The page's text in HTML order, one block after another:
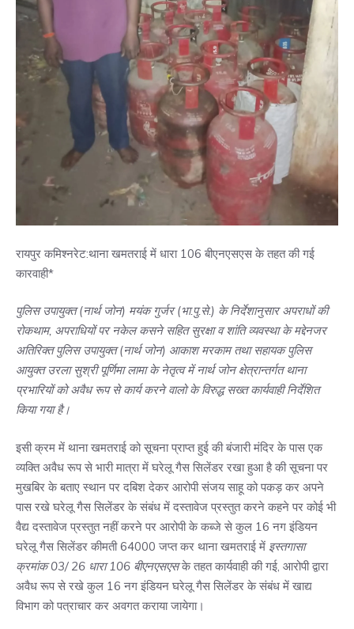
रायपुर कमिश्नरेट:थाना खमतराई में धारा 106 बीएनएसएस के तहत की गई
कारवाही*
पुलिस उपायुक्त (नार्थ जोन) मयंक गुर्जर (भा.पु.से.) के निर्देशानुसार अपराधों की
रोकथाम, अपराधियों पर नकेल कसने सहित सुरक्षा व शांति व्यवस्था के मद्देनजर
अतिरिक्त पुलिस उपायुक्त (नार्थ जोन) आकाश मरकाम तथा सहायक पुलिस
आयुक्त उरला सुश्री पूर्णिमा लामा के नेतृत्व में नार्थ जोन क्षेत्रान्तर्गत थाना
प्रभारियों को अवैध रूप से कार्य करने वालो के विरुद्ध सख्त कार्यवाही निर्देशित
किया गया है।
इसी क्रम में थाना खमतराई को सूचना प्राप्त हुई की बंजारी मंदिर के पास एक
व्यक्ति अवैध रूप से भारी मात्रा में घरेलू गैस सिलेंडर रखा हुआ है की सूचना पर
मुखबिर के बताए स्थान पर दबिश देकर आरोपी संजय साहू को पकड़ कर अपने
पास रखे घरेलू गैस सिलेंडर के संबंध में दस्तावेज प्रस्तुत करने कहने पर कोई भी
वैद्य दस्तावेज प्रस्तुत नहीं करने पर आरोपी के कब्जे से कुल 16 नग इंडियन
घरेलू गैस सिलेंडर कीमती 64000 जप्त कर थाना खमतराई में इस्तगासा
क्रमांक 03/ 26 धारा 106 बीएनएसएसके तहत कार्यवाही की गई, आरोपी द्वारा
अवैध रूप से रखे कुल 16 नग इंडियन घरेलू गैस सिलेंडर के संबंध में खाद्य
विभाग को पत्राचार कर अवगत कराया जायेगा।